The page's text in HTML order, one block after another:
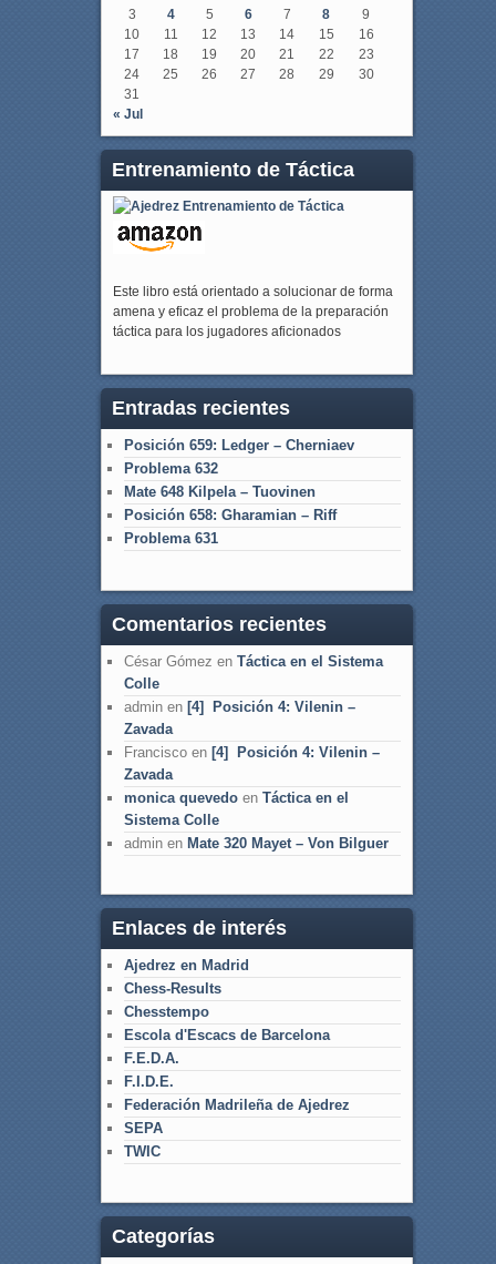
3
4 5 6 7 8
9
10
11 12 13 14 15
16
17
18 19 20 21 22
23
24
25 26 27 28 29
30
31
« Jul
Entrenamiento de Táctica
Este libro está orientado a solucionar de forma
amena y eficaz el problema de la preparación
táctica para los jugadores aficionados
Entradas recientes
Posición 659: Ledger – Cherniaev
Problema 632
Mate 648 Kilpela – Tuovinen
Posición 658: Gharamian – Riff
Problema 631
Comentarios recientes
César Gómez en Táctica en el Sistema
Colle
adminen [4] Posición 4: Vilenin –
Zavada
Franciscoen [4] Posición 4: Vilenin –
Zavada
monica quevedoen Táctica en el
Sistema Colle
adminen Mate 320 Mayet – Von Bilguer
Enlaces de interés
Ajedrez en Madrid
Chess-Results
Chesstempo
Escola d'Escacs de Barcelona
F.E.D.A.
F.I.D.E.
Federación Madrileña de Ajedrez
SEPA
TWIC
Categorías